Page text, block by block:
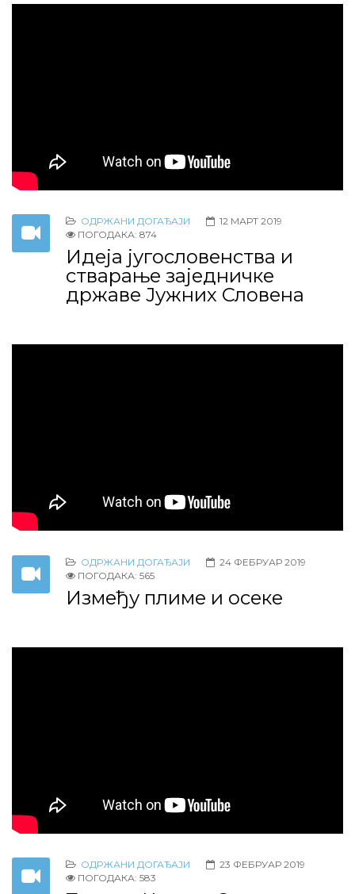
ОДРЖАНИ ДОГАЂАЈИ
12 МАРТ 2019
ПОГОДАКА: 874
Идеја југословенства и
стварање заједничке
државе Јужних Словена
ОДРЖАНИ ДОГАЂАЈИ
24 ФЕБРУАР 2019
ПОГОДАКА: 565
Између плиме и осеке
ОДРЖАНИ ДОГАЂАЈИ
23 ФЕБРУАР 2019
ПОГОДАКА: 583